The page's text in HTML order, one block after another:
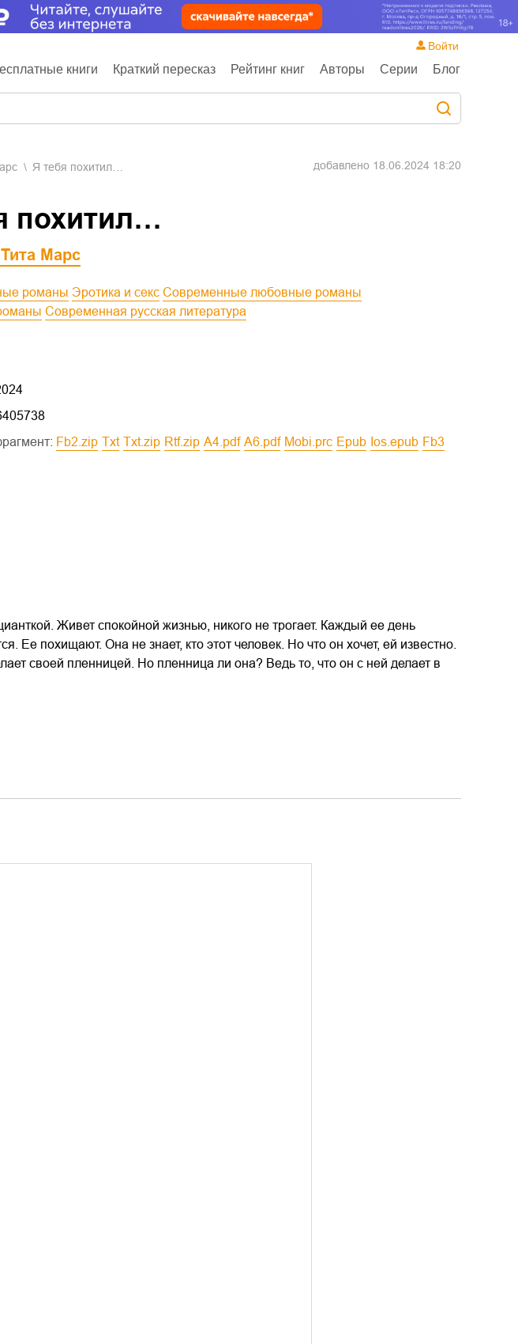
книги Краткий пересказ Рейтинг книг Авторы Серии Блог
Войти
Я тебя похитил… добавлено 18.06.2024 18:20
похитил…
Марс
романы Эротика и секс
Современные любовные романы
Современная русская литература
fb2.zip txt txt.zip rtf.zip a4.pdf a6.pdf mobi.prc epub ios.epub fb3
Живет спокойной жизнью, никого не трогает. Каждый ее день
Ее похищают. Она не знает, кто этот человек. Но что он хочет, ей известно.
своей пленницей. Но пленница ли она? Ведь то, что он с ней делает в